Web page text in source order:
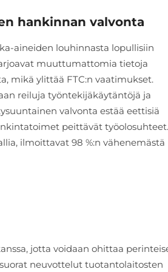
hankinnan valvonta
aineiden louhinnasta lopullisiin
muuttumattomia tietoja
mikä ylittää FTC:n vaatimukset.
reiluja työntekijäkäytäntöjä ja
valvonta estää eettisiä
peittävät työolosuhteet.
ilmoittavat 98 %:n vähenemästä
jotta voidaan ohittaa
neuvottelut tuotantolaitosten